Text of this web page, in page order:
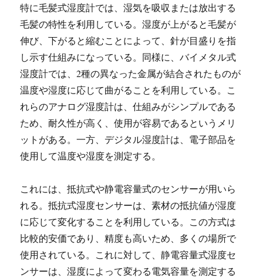
特に毛髪式湿度計では、湿気を吸収または放出する
毛髪の特性を利用している。湿度が上がると毛髪が
伸び、下がると縮むことによって、針が目盛りを指
し示す仕組みになっている。同様に、バイメタル式
湿度計では、2種の異なった金属が結合されたものが
温度や湿度に応じて曲がることを利用している。こ
れらのアナログ湿度計は、仕組みがシンプルである
ため、耐久性が高く、使用が容易であるというメリ
ットがある。一方、デジタル湿度計は、電子部品を
使用して温度や湿度を測定する。
これには、抵抗式や静電容量式のセンサーが用いら
れる。抵抗式湿度センサーは、素材の抵抗値が湿度
に応じて変化することを利用している。この方式は
比較的安価であり、精度も高いため、多くの場所で
使用されている。これに対して、静電容量式湿度セ
ンサーは、湿度によって変わる電気容量を測定する